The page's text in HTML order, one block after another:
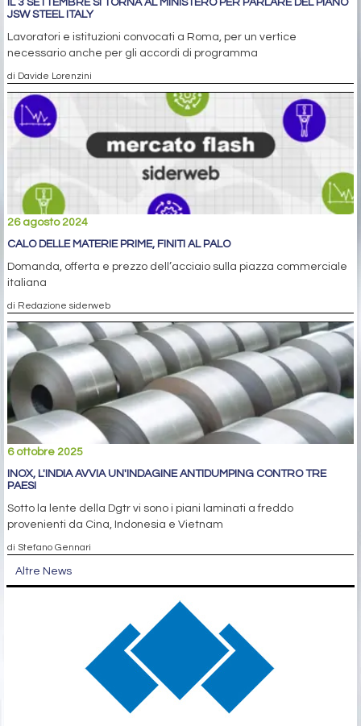
JSW STEEL ITALY
Lavoratori e istituzioni convocati a Roma, per un vertice
necessario anche per gli accordi di programma
di Davide Lorenzini
26 agosto 2024
CALO DELLE MATERIE PRIME, FINITI AL PALO
Domanda, offerta e prezzo dell’acciaio sulla piazza commerciale
italiana
di Redazione siderweb
6 ottobre 2025
INOX, L'INDIA AVVIA UN'INDAGINE ANTIDUMPING CONTRO TRE
PAESI
Sotto la lente della Dgtr vi sono i piani laminati a freddo
provenienti da Cina, Indonesia e Vietnam
di Stefano Gennari
Altre News